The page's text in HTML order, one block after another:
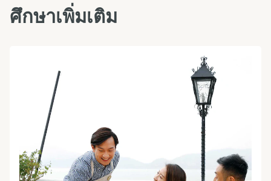
ศึกษาเพิ่มเติม